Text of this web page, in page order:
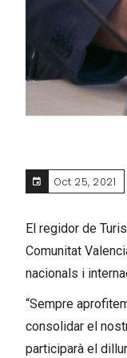
Oct 25, 2021
El regidor de
Comunitat
nacionals i
“Sempre
consolidar el
participarà el